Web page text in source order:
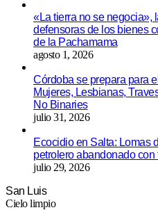
«La tierra no se negocia»,
defensoras de los bienes
de la Pachamama
agosto 1, 2026
Córdoba se prepara para
Mujeres, Lesbianas,
No Binaries
julio 31, 2026
Ecocidio en Salta: Lomas
petrolero abandonado con
julio 29, 2026
San Luis
Cielo limpio